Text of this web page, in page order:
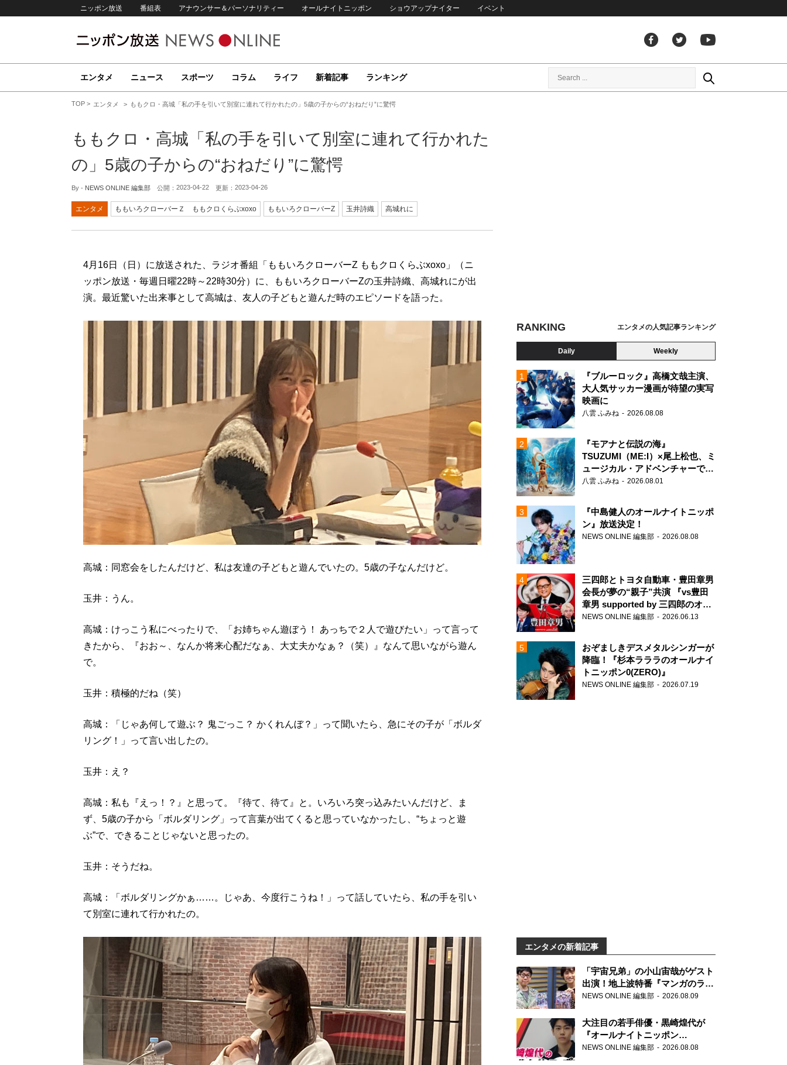
ニッポン放送 番組表 アナウンサー＆パーソナリティー オールナイトニッポン ショウアップナイター イベント
エンタメ ニュース スポーツ コラム ライフ 新着記事 ランキング
TOP エンタメ ももクロ・高城「私の手を引いて別室に連れて行かれたの」5歳の子からの“おねだり”に驚愕
ももクロ・高城「私の手を引いて別室に連れて行かれた
の」5歳の子からの“おねだり”に驚愕
By - NEWS ONLINE 編集部 公開： 2023-04-22 更新： 2023-04-26
エンタメ ももいろクローバーＺ ももクロくらぶxoxo ももいろクローバーZ 玉井詩織 高城れに
4月16日（日）に放送された、ラジオ番組「ももいろクローバーZ ももクロくらぶxoxo」（ニ
ッポン放送・毎週日曜22時～22時30分）に、ももいろクローバーZの玉井詩織、高城れにが出
演。最近驚いた出来事として高城は、友人の子どもと遊んだ時のエピソードを語った。
高城：同窓会をしたんだけど、私は友達の子どもと遊んでいたの。5歳の子なんだけど。
玉井：うん。
高城：けっこう私にべったりで、「お姉ちゃん遊ぼう！ あっちで２人で遊びたい」って言って
きたから、『おお～、なんか将来心配だなぁ、大丈夫かなぁ？（笑）』なんて思いながら遊ん
で。
玉井：積極的だね（笑）
高城：「じゃあ何して遊ぶ？ 鬼ごっこ？ かくれんぼ？」って聞いたら、急にその子が「ボルダ
リング！」って言い出したの。
玉井：え？
高城：私も『えっ！？』と思って。『待て、待て』と。いろいろ突っ込みたいんだけど、ま
ず、5歳の子から「ボルダリング」って言葉が出てくると思っていなかったし、“ちょっと遊
ぶ”で、できることじゃないと思ったの。
玉井：そうだね。
高城：「ボルダリングかぁ……。じゃあ、今度行こうね！」って話していたら、私の手を引い
て別室に連れて行かれたの。
RANKING エンタメの人気記事ランキング
Daily Weekly
『ブルーロック』高橋文哉主演、
大人気サッカー漫画が待望の実写
映画に
八雲 ふみね 2026.08.08
『モアナと伝説の海』
TSUZUMI（ME:I）×尾上松也、ミ
ュージカル・アドベンチャーで美
声を響かせる
八雲 ふみね 2026.08.01
『中島健人のオールナイトニッポ
ン』放送決定！
NEWS ONLINE 編集部 2026.08.08
三四郎とトヨタ自動車・豊田章男
会長が夢の“親子”共演 『vs豊田
章男 supported by 三四郎のオー
ルナイトニッポン0(ZERO)』
NEWS ONLINE 編集部 2026.06.13
おぞましきデスメタルシンガーが
降臨！『杉本ラララのオールナイ
トニッポン0(ZERO)』
NEWS ONLINE 編集部 2026.07.19
エンタメの新着記事
「宇宙兄弟」の小山宙哉がゲスト
出演！地上波特番『マンガのラジ
オ 宇宙兄弟スペシャル 』
NEWS ONLINE 編集部 2026.08.09
大注目の若手俳優・黒崎煌代が
『オールナイトニッポン
0(ZERO)』に初登場「今からとて
NEWS ONLINE 編集部 2026.08.08